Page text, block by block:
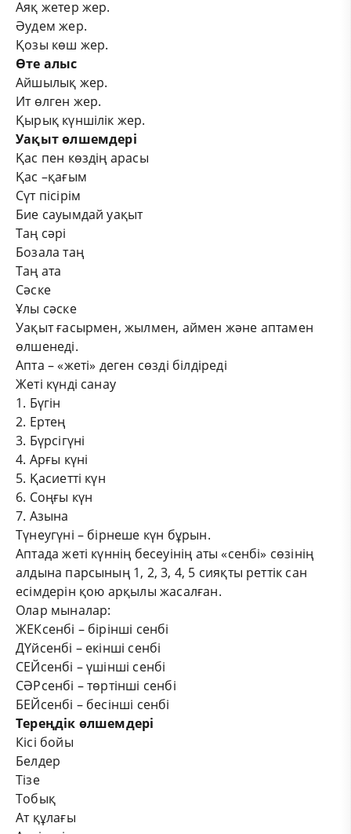
Аяқ жетер жер.
Әудем жер.
Қозы көш жер.
Өте алыс
Айшылық жер.
Ит өлген жер.
Қырық күншілік жер.
Уақыт өлшемдері
Қас пен көздің арасы
Қас –қағым
Сүт пісірім
Бие сауымдай уақыт
Таң сәрі
Бозала таң
Таң ата
Сәске
Ұлы сәске
Уақыт ғасырмен, жылмен, аймен және аптамен
өлшенеді.
Апта – «жеті» деген сөзді білдіреді
Жеті күнді санау
1. Бүгін
2. Ертең
3. Бүрсігүні
4. Арғы күні
5. Қасиетті күн
6. Соңғы күн
7. Азына
Түнеугүні – бірнеше күн бұрын.
Аптада жеті күннің бесеуінің аты «сенбі» сөзінің
алдына парсының 1, 2, 3, 4, 5 сияқты реттік сан
есімдерін қою арқылы жасалған.
Олар мыналар:
ЖЕКсенбі – бірінші сенбі
ДҮйсенбі – екінші сенбі
СЕЙсенбі – үшінші сенбі
СӘРсенбі – төртінші сенбі
БЕЙсенбі – бесінші сенбі
Тереңдік өлшемдері
Кісі бойы
Белдер
Тізе
Тобық
Ат құлағы